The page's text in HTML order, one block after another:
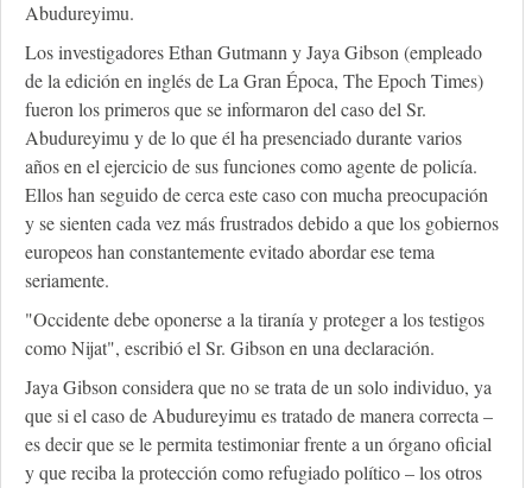
Abudureyimu.
Los investigadores Ethan Gutmann y Jaya Gibson (empleado
de la edición en inglés de La Gran Época, The Epoch Times)
fueron los primeros que se informaron del caso del Sr.
Abudureyimu y de lo que él ha presenciado durante varios
años en el ejercicio de sus funciones como agente de policía.
Ellos han seguido de cerca este caso con mucha preocupación
y se sienten cada vez más frustrados debido a que los gobiernos
europeos han constantemente evitado abordar ese tema
seriamente.
"Occidente debe oponerse a la tiranía y proteger a los testigos
como Nijat", escribió el Sr. Gibson en una declaración.
Jaya Gibson considera que no se trata de un solo individuo, ya
que si el caso de Abudureyimu es tratado de manera correcta –
es decir que se le permita testimoniar frente a un órgano oficial
y que reciba la protección como refugiado político – los otros